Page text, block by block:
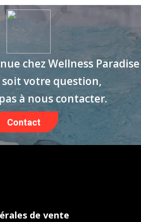
chez Wellness Paradise
votre question,
à nous contacter.
Contact
de vente